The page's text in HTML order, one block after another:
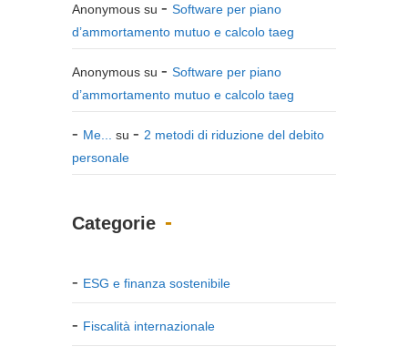
Anonymous su
Software per piano
d’ammortamento mutuo e calcolo taeg
Anonymous su
Software per piano
d’ammortamento mutuo e calcolo taeg
Me... su
2 metodi di riduzione del debito
personale
Categorie
ESG e finanza sostenibile
Fiscalità internazionale